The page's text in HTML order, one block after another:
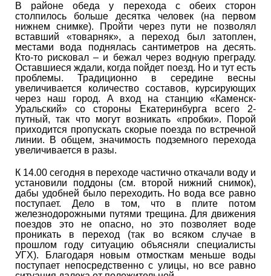
В районе обеда у перехода с обеих сторон
столпилось больше десятка человек (на первом
нижнем снимке). Пройти через пути не позволял
вставший «товарняк», а переход был затоплен,
местами вода поднялась сантиметров на десять.
Кто-то рисковал – и бежал через водную преграду.
Оставшиеся ждали, когда пойдет поезд. Но и тут есть
проблемы. Традиционно в середине весны
увеличивается количество составов, курсирующих
через наш город. А вход на станцию «Каменск-
Уральский» со стороны Екатеринбурга всего 2-
путный, так что могут возникать «пробки». Порой
приходится пропускать скорые поезда по встречной
линии. В общем, значимость подземного перехода
увеличивается в разы.
К 14.00 сегодня в переходе частично откачали воду и
установили поддоны (см. второй нижний снимок),
дабы удобней было переходить. Но вода все равно
поступает. Дело в том, что в плите потом
железнодорожными путями трещина. Для движения
поездов это не опасно, но это позволяет воде
проникать в переход (так во всяком случае в
прошлом году ситуацию объясняли специалисты
УГХ). Благодаря новым отмосткам меньше воды
поступает непосредственно с улицы, но все равно